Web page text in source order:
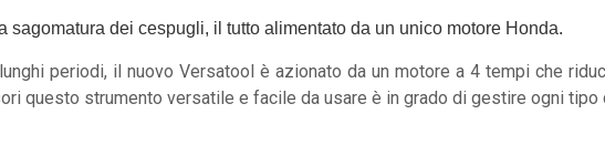
sagomatura dei cespugli, il tutto alimentato da un unico motore Honda.
periodi, il nuovo Versatool è azionato da un motore a 4 tempi che
questo strumento versatile e facile da usare è in grado di gestire ogni